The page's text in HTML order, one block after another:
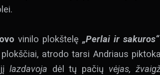
vinilo plokštelę „Perlai ir sakuros“
atrodo tarsi Andriaus
lazdavoja dėl tų pačių vėjas,